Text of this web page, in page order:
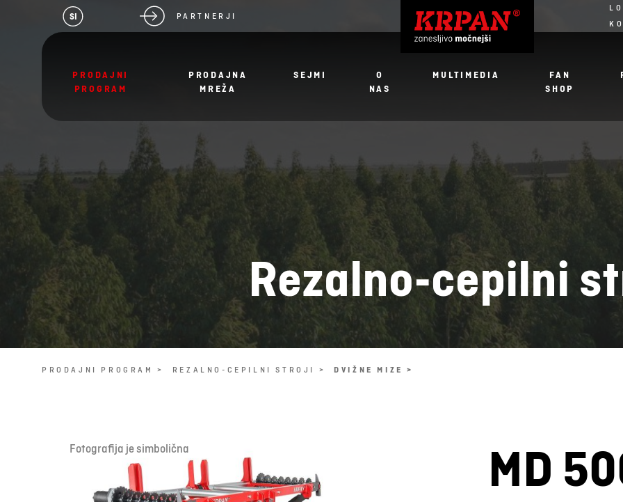
SI PARTNERJI
PRODAJNI
PROGRAM
PRODAJNA
MREŽA
SEJMI
O
NAS
MULTIMEDIA
FAN
SHOP
Rezalno-cepilni
PRODAJNI PROGRAM > REZALNO-CEPILNI STROJI > DVIŽNE MIZE >
Fotografija je simbolična Fotografija je simbolična
MD